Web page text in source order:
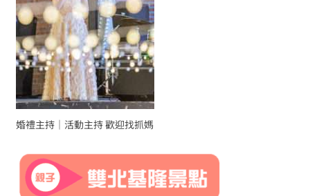
婚禮主持｜活動主持 歡迎找抓媽